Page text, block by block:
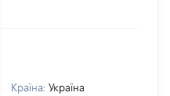
Країна: Україна